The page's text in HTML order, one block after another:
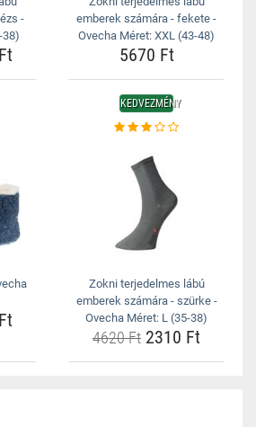
-
38)
emberek számára - fekete -
Ovecha Méret: XXL (43-48)
5670 Ft
KEDVEZMÉNY
Zokni terjedelmes lábú
emberek számára - szürke -
Ovecha Méret: L (35-38)
4620 Ft 2310 Ft